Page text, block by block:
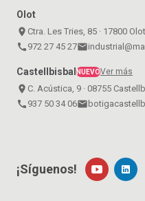
Olot
place Ctra. Les Tries, 85 · 17800
call 972 27 45 27email
CastellbisbalNUEVOVer más
place C. Acústica, 9 · 08755
call 937 50 34 06email
¡Síguenos!